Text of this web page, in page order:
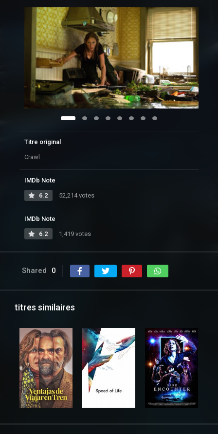
Titre original
Crawl
IMDb Note
6.2 52,214 votes
IMDb Note
6.2 1,419 votes
Shared 0
titres similaires